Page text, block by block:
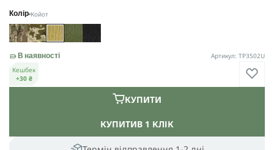
Колір Койот
КУПИТИВ 1 КЛІК
КУПИТИ
В наявності
Артикул: TP3502U
Кешбек
+30 ₴